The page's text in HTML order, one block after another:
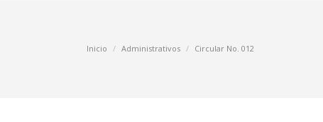
Inicio Administrativos Circular No. 012